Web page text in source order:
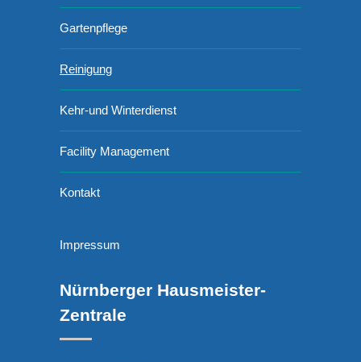
Gartenpflege
Reinigung
Kehr-und Winterdienst
Facility Management
Kontakt
Impressum
Nürnberger Hausmeister-
Zentrale